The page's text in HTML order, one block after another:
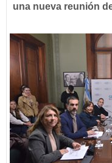
una nueva reunión